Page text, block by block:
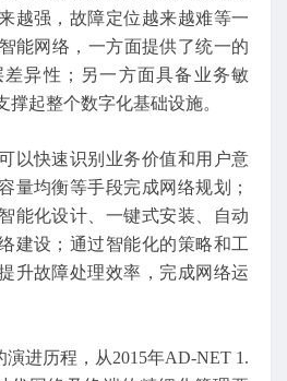
越强，故障定位越来越难等一
能网络，一方面提供了统一的
异性；另一方面具备业务敏
起整个数字化基础设施。
以快速识别业务价值和用户意
量均衡等手段完成网络规划；
能化设计、一键式安装、自动
建设；通过智能化的策略和工
升故障处理效率，完成网络运
进历程，从2015年AD-NET 1.